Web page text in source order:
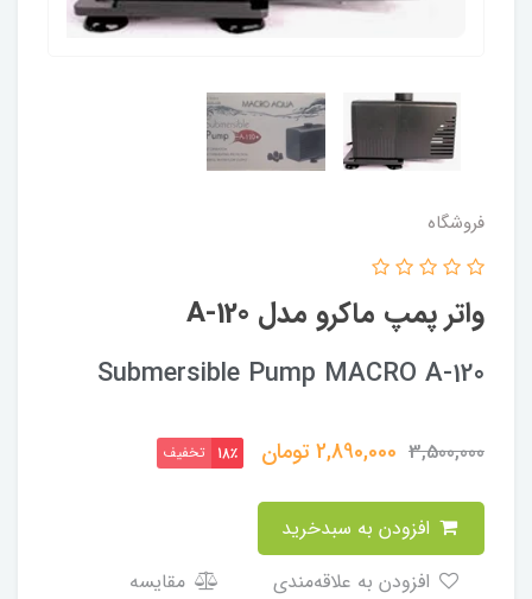
فروشگاه
واتر پمپ ماکرو مدل A-120
Submersible Pump MACRO A-120
3,500,000
2,890,000تومان 18٪ تخفیف
مقایسه